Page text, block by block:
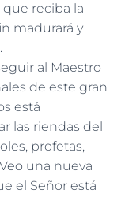
reciba la
madurará y
al Maestro
de este gran
está
las riendas del
profetas,
una nueva
el Señor está